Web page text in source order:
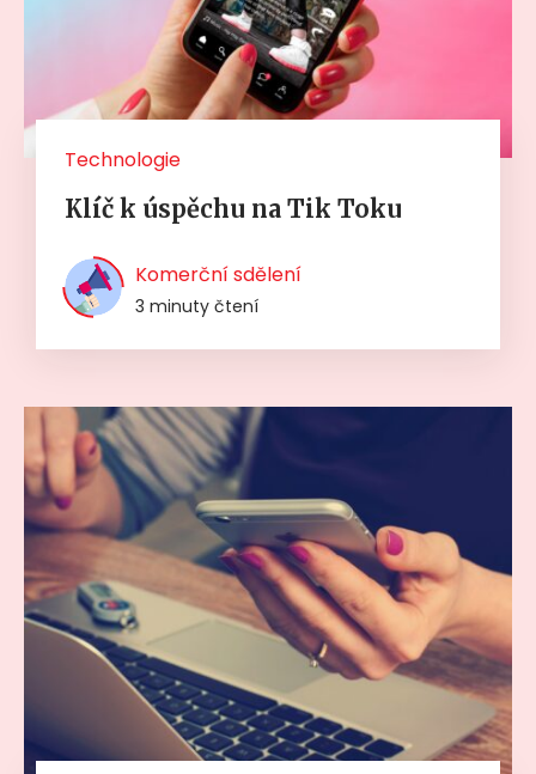
Technologie
Klíč k úspěchu na Tik Toku
Komerční sdělení
3 minuty čtení